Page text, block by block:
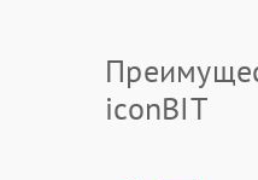
iconBIT